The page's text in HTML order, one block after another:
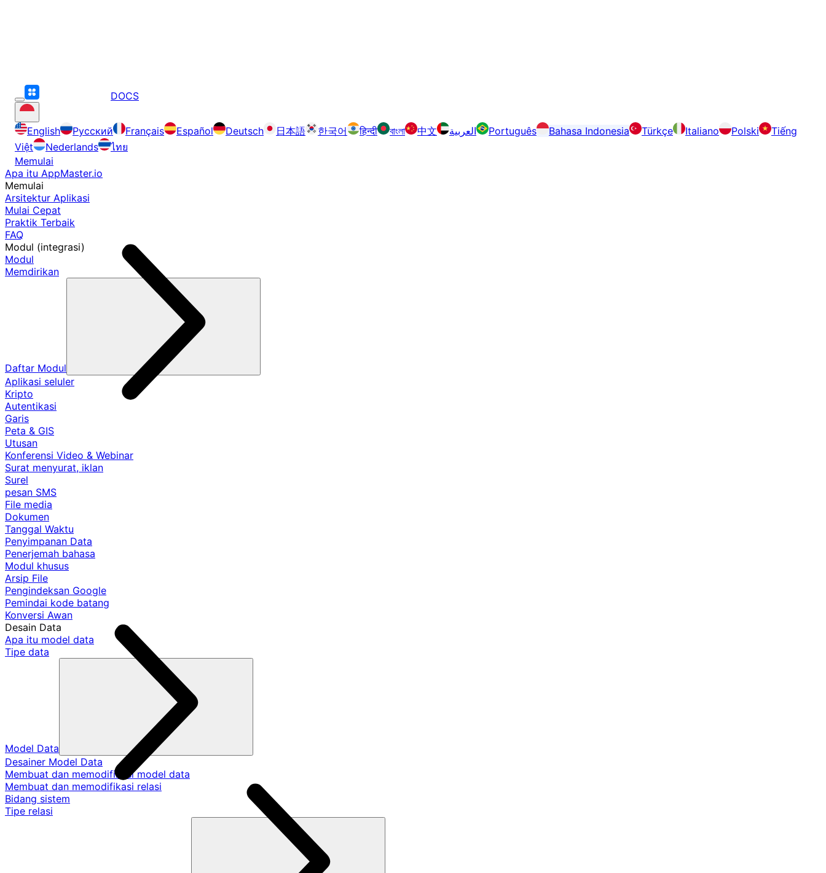
DOCS
English Русский Français Español Deutsch 日本語 한국어 हिन्दी বাংলা 中文 العربية Português Bahasa Indonesia Türkçe Italiano Polski
Tiếng
Việt
Nederlands
ไทย
Memulai
Apa itu AppMaster.io
Memulai
Arsitektur Aplikasi
Mulai Cepat
Praktik Terbaik
FAQ
Modul (integrasi)
Modul
Memdirikan
Daftar Modul
Aplikasi seluler
Kripto
Autentikasi
Garis
Peta & GIS
Utusan
Konferensi Video & Webinar
Surat menyurat, iklan
Surel
pesan SMS
File media
Dokumen
Tanggal Waktu
Penyimpanan Data
Penerjemah bahasa
Modul khusus
Arsip File
Pengindeksan Google
Pemindai kode batang
Konversi Awan
Desain Data
Apa itu model data
Tipe data
Model Data
Desainer Model Data
Membuat dan memodifikasi model data
Membuat dan memodifikasi relasi
Bidang sistem
Tipe relasi